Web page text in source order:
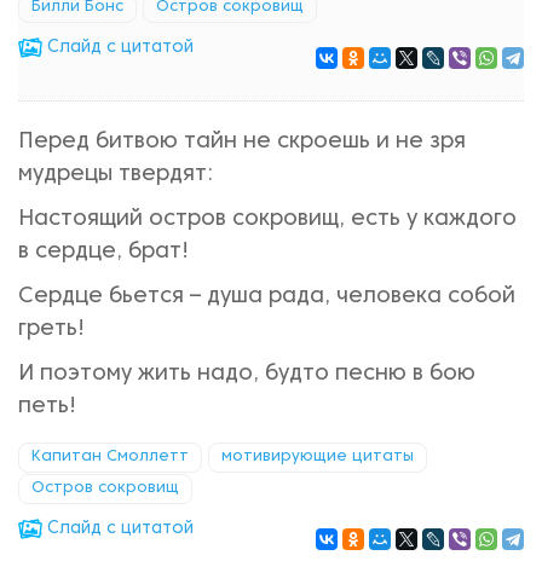
Билли Бонс Остров сокровищ
Cлайд с цитатой
Перед битвою тайн не скроешь и не зря
мудрецы твердят:
Настоящий остров сокровищ, есть у каждого
в сердце, брат!
Сердце бьется – душа рада, человека собой
греть!
И поэтому жить надо, будто песню в бою
петь!
Капитан Смоллетт мотивирующие цитаты
Остров сокровищ
Cлайд с цитатой